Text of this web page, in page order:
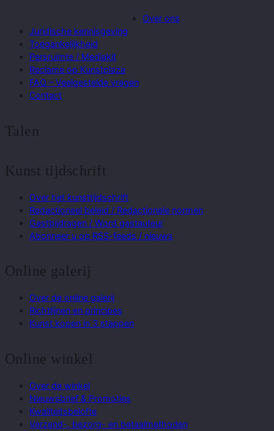
Over ons
Juridische kennisgeving
Toegankelijkheid
Persruimte / Mediakit
Reclame op Kunstplaza
FAQ – Veelgestelde vragen
Contact
Talen
Kunst tijdschrift
Over het kunsttijdschrift
Redactioneel beleid / Redactionele normen
Gastbijdragen / Word gastauteur
Abonneer u op RSS-feeds / nieuws
Online galerij
Over de online galerij
Richtlijnen en principes
Kunst kopen in 3 stappen
Online winkel
Over de winkel
Nieuwsbrief & Promoties
Kwaliteitsbelofte
Verzend-, bezorg- en betaalmethoden